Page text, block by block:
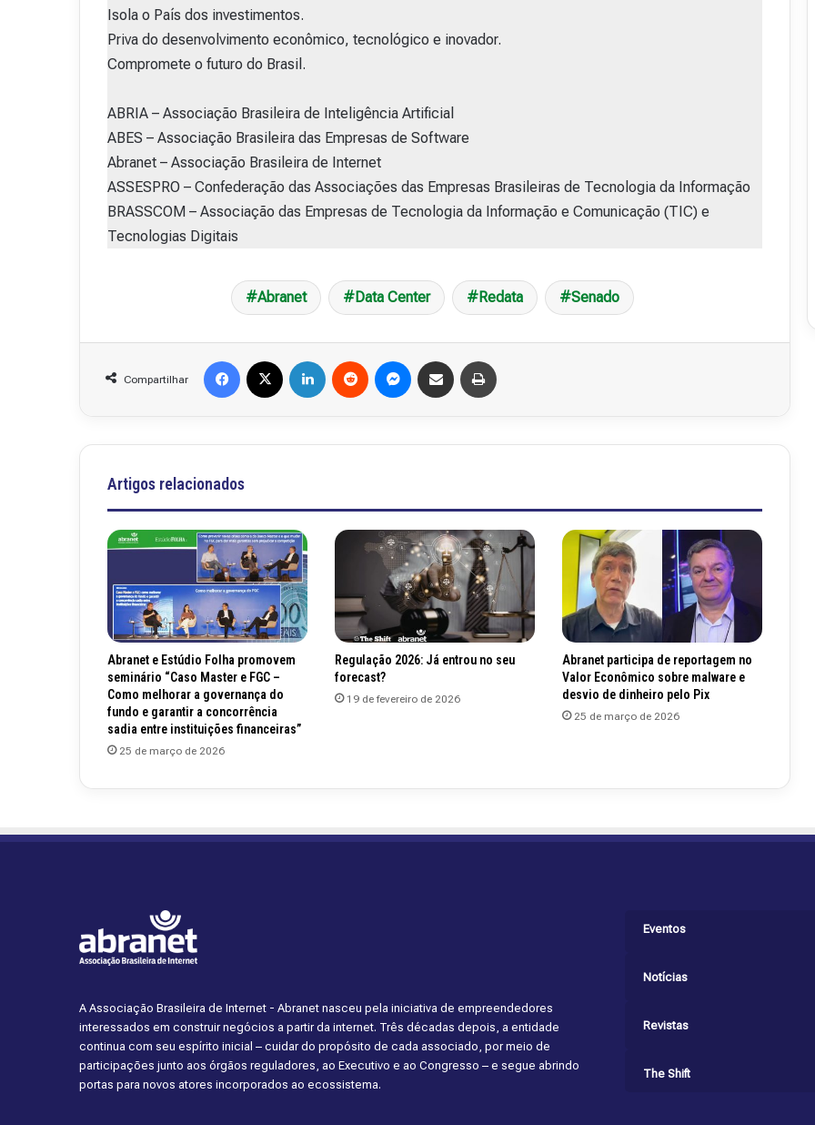
Isola o País dos investimentos.
Priva do desenvolvimento econômico, tecnológico e inovador.
Compromete o futuro do Brasil.
ABRIA – Associação Brasileira de Inteligência Artificial
ABES – Associação Brasileira das Empresas de Software
Abranet – Associação Brasileira de Internet
ASSESPRO – Confederação das Associações das Empresas Brasileiras de Tecnologia da Informação
BRASSCOM – Associação das Empresas de Tecnologia da Informação e Comunicação (TIC) e
Tecnologias Digitais
Abranet Data Center Redata Senado
Compartilhar
Facebook Linkedin Reddit Messenger
Compartilhar via e-mail
Artigos relacionados
Abranet e Estúdio Folha promovem
seminário “Caso Master e FGC –
Como melhorar a governança do
fundo e garantir a concorrência
sadia entre instituições financeiras”
25 de março de 2026
Regulação 2026: Já entrou no seu
forecast?
19 de fevereiro de 2026
Abranet participa de reportagem no
Valor Econômico sobre malware e
desvio de dinheiro pelo Pix
25 de março de 2026
A Associação Brasileira de Internet - Abranet nasceu pela iniciativa de empreendedores
interessados em construir negócios a partir da internet. Três décadas depois, a entidade
continua com seu espírito inicial – cuidar do propósito de cada associado, por meio de
participações junto aos órgãos reguladores, ao Executivo e ao Congresso – e segue abrindo
portas para novos atores incorporados ao ecossistema.
Eventos
Notícias
Revistas
The Shift